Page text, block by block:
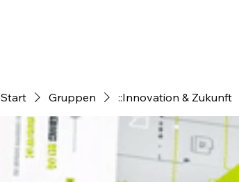
Start Gruppen ::Innovation & Zukunft